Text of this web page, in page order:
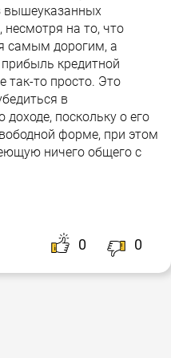
вышеуказанных
на то, что
самым дорогим, а
кредитной
так-то просто. Это
в
поскольку о его
форме, при этом
ничего общего с
0 0